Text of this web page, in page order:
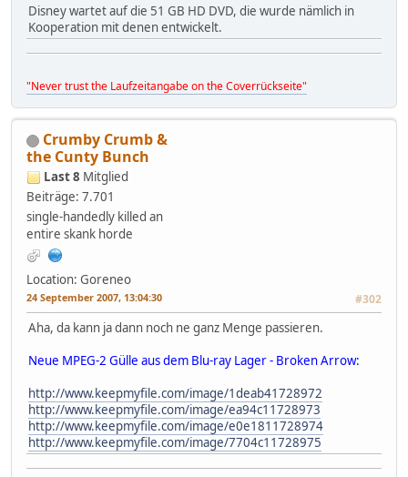
Disney wartet auf die 51 GB HD DVD, die wurde nämlich in
Kooperation mit denen entwickelt.
"Never trust the Laufzeitangabe on the Coverrückseite"
Crumby Crumb &
the Cunty Bunch
Last 8 Mitglied
Beiträge: 7.701
single-handedly killed an
entire skank horde
Location: Goreneo
24 September 2007, 13:04:30 #302
Aha, da kann ja dann noch ne ganz Menge passieren.
Neue MPEG-2 Gülle aus dem Blu-ray Lager - Broken Arrow:
http://www.keepmyfile.com/image/1deab41728972
http://www.keepmyfile.com/image/ea94c11728973
http://www.keepmyfile.com/image/e0e1811728974
http://www.keepmyfile.com/image/7704c11728975